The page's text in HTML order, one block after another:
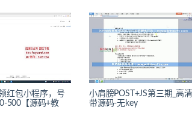
红包小程序，号
500【源码+教
小肩膀POST+JS第三期_高清
带源码-无key